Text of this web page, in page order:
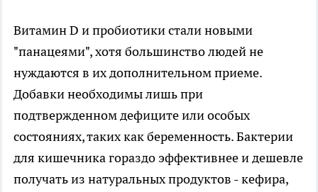
Витамин D и пробиотики стали новыми
"панацеями", хотя большинство людей не
нуждаются в их дополнительном приеме.
Добавки необходимы лишь при
подтвержденном дефиците или особых
состояниях, таких как беременность. Бактерии
для кишечника гораздо эффективнее и дешевле
получать из натуральных продуктов - кефира,